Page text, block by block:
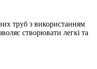
труб з використанням
створювати легкі та